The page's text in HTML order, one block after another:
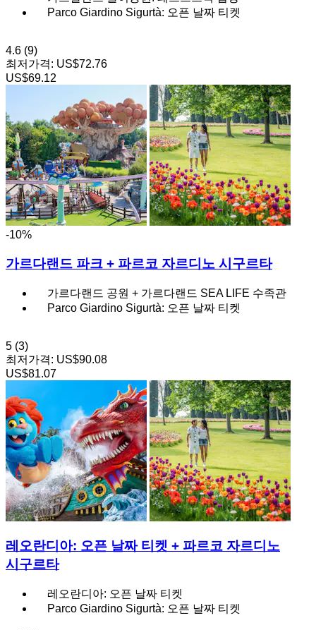
Parco Giardino Sigurtà: 오픈 날짜 티켓
4.6 (9)
최저가격: US$72.76
US$69.12
-10%
가르다랜드 파크 + 파르코 자르디노 시구르타
가르다랜드 공원 + 가르다랜드 SEA LIFE 수족관
Parco Giardino Sigurtà: 오픈 날짜 티켓
5 (3)
최저가격: US$90.08
US$81.07
레오란디아: 오픈 날짜 티켓 + 파르코 자르디노
시구르타
레오란디아: 오픈 날짜 티켓
Parco Giardino Sigurtà: 오픈 날짜 티켓